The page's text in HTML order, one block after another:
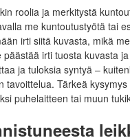
roolia ja merkitystä
me kuntoutustyötä tai
irti siitä kuvasta, mikä
irti tuosta kuvasta
ja tuloksia syntyä –
tavoittelua. Tärkeä
puhelaitteen tai muun